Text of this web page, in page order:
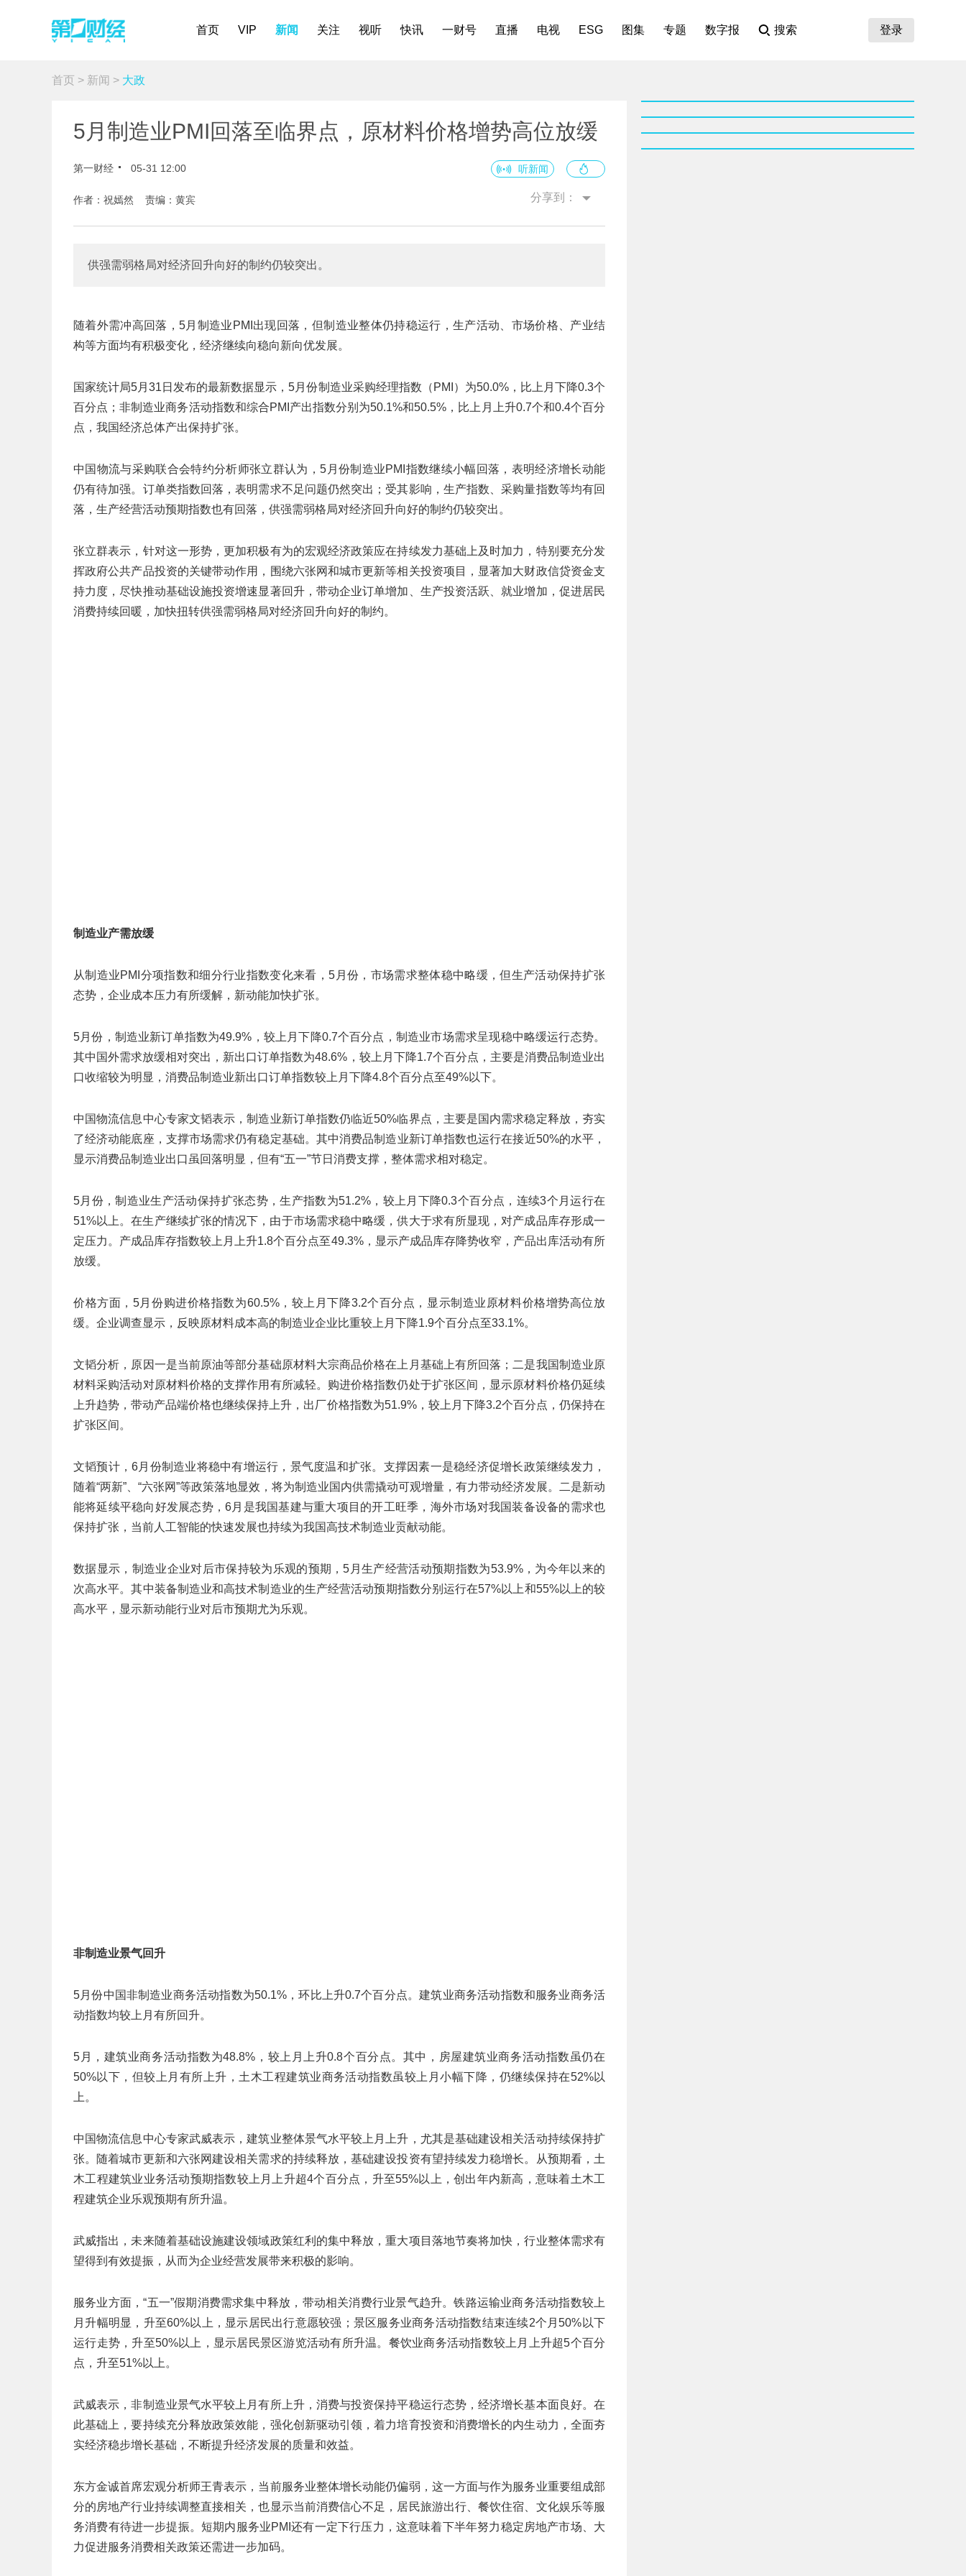
首页 VIP 新闻 关注 视听 快讯 一财号 直播 电视 ESG 图集 专题 数字报 搜索 登录
首页 > 新闻 > 大政
5月制造业PMI回落至临界点，原材料价格增势高位放缓
第一财经 05-31 12:00 听新闻
作者：祝嫣然 责编：黄宾 分享到：
供强需弱格局对经济回升向好的制约仍较突出。
随着外需冲高回落，5月制造业PMI出现回落，但制造业整体仍持稳运行，生产活动、市场价格、产业结
构等方面均有积极变化，经济继续向稳向新向优发展。
国家统计局5月31日发布的最新数据显示，5月份制造业采购经理指数（PMI）为50.0%，比上月下降0.3个
百分点；非制造业商务活动指数和综合PMI产出指数分别为50.1%和50.5%，比上月上升0.7个和0.4个百分
点，我国经济总体产出保持扩张。
中国物流与采购联合会特约分析师张立群认为，5月份制造业PMI指数继续小幅回落，表明经济增长动能
仍有待加强。订单类指数回落，表明需求不足问题仍然突出；受其影响，生产指数、采购量指数等均有回
落，生产经营活动预期指数也有回落，供强需弱格局对经济回升向好的制约仍较突出。
张立群表示，针对这一形势，更加积极有为的宏观经济政策应在持续发力基础上及时加力，特别要充分发
挥政府公共产品投资的关键带动作用，围绕六张网和城市更新等相关投资项目，显著加大财政信贷资金支
持力度，尽快推动基础设施投资增速显著回升，带动企业订单增加、生产投资活跃、就业增加，促进居民
消费持续回暖，加快扭转供强需弱格局对经济回升向好的制约。
制造业产需放缓
从制造业PMI分项指数和细分行业指数变化来看，5月份，市场需求整体稳中略缓，但生产活动保持扩张
态势，企业成本压力有所缓解，新动能加快扩张。
5月份，制造业新订单指数为49.9%，较上月下降0.7个百分点，制造业市场需求呈现稳中略缓运行态势。
其中国外需求放缓相对突出，新出口订单指数为48.6%，较上月下降1.7个百分点，主要是消费品制造业出
口收缩较为明显，消费品制造业新出口订单指数较上月下降4.8个百分点至49%以下。
中国物流信息中心专家文韬表示，制造业新订单指数仍临近50%临界点，主要是国内需求稳定释放，夯实
了经济动能底座，支撑市场需求仍有稳定基础。其中消费品制造业新订单指数也运行在接近50%的水平，
显示消费品制造业出口虽回落明显，但有“五一”节日消费支撑，整体需求相对稳定。
5月份，制造业生产活动保持扩张态势，生产指数为51.2%，较上月下降0.3个百分点，连续3个月运行在
51%以上。在生产继续扩张的情况下，由于市场需求稳中略缓，供大于求有所显现，对产成品库存形成一
定压力。产成品库存指数较上月上升1.8个百分点至49.3%，显示产成品库存降势收窄，产品出库活动有所
放缓。
价格方面，5月份购进价格指数为60.5%，较上月下降3.2个百分点，显示制造业原材料价格增势高位放
缓。企业调查显示，反映原材料成本高的制造业企业比重较上月下降1.9个百分点至33.1%。
文韬分析，原因一是当前原油等部分基础原材料大宗商品价格在上月基础上有所回落；二是我国制造业原
材料采购活动对原材料价格的支撑作用有所减轻。购进价格指数仍处于扩张区间，显示原材料价格仍延续
上升趋势，带动产品端价格也继续保持上升，出厂价格指数为51.9%，较上月下降3.2个百分点，仍保持在
扩张区间。
文韬预计，6月份制造业将稳中有增运行，景气度温和扩张。支撑因素一是稳经济促增长政策继续发力，
随着“两新”、“六张网”等政策落地显效，将为制造业国内供需撬动可观增量，有力带动经济发展。二是新动
能将延续平稳向好发展态势，6月是我国基建与重大项目的开工旺季，海外市场对我国装备设备的需求也
保持扩张，当前人工智能的快速发展也持续为我国高技术制造业贡献动能。
数据显示，制造业企业对后市保持较为乐观的预期，5月生产经营活动预期指数为53.9%，为今年以来的
次高水平。其中装备制造业和高技术制造业的生产经营活动预期指数分别运行在57%以上和55%以上的较
高水平，显示新动能行业对后市预期尤为乐观。
非制造业景气回升
5月份中国非制造业商务活动指数为50.1%，环比上升0.7个百分点。建筑业商务活动指数和服务业商务活
动指数均较上月有所回升。
5月，建筑业商务活动指数为48.8%，较上月上升0.8个百分点。其中，房屋建筑业商务活动指数虽仍在
50%以下，但较上月有所上升，土木工程建筑业商务活动指数虽较上月小幅下降，仍继续保持在52%以
上。
中国物流信息中心专家武威表示，建筑业整体景气水平较上月上升，尤其是基础建设相关活动持续保持扩
张。随着城市更新和六张网建设相关需求的持续释放，基础建设投资有望持续发力稳增长。从预期看，土
木工程建筑业业务活动预期指数较上月上升超4个百分点，升至55%以上，创出年内新高，意味着土木工
程建筑企业乐观预期有所升温。
武威指出，未来随着基础设施建设领域政策红利的集中释放，重大项目落地节奏将加快，行业整体需求有
望得到有效提振，从而为企业经营发展带来积极的影响。
服务业方面，“五一”假期消费需求集中释放，带动相关消费行业景气趋升。铁路运输业商务活动指数较上
月升幅明显，升至60%以上，显示居民出行意愿较强；景区服务业商务活动指数结束连续2个月50%以下
运行走势，升至50%以上，显示居民景区游览活动有所升温。餐饮业商务活动指数较上月上升超5个百分
点，升至51%以上。
武威表示，非制造业景气水平较上月有所上升，消费与投资保持平稳运行态势，经济增长基本面良好。在
此基础上，要持续充分释放政策效能，强化创新驱动引领，着力培育投资和消费增长的内生动力，全面夯
实经济稳步增长基础，不断提升经济发展的质量和效益。
东方金诚首席宏观分析师王青表示，当前服务业整体增长动能仍偏弱，这一方面与作为服务业重要组成部
分的房地产行业持续调整直接相关，也显示当前消费信心不足，居民旅游出行、餐饮住宿、文化娱乐等服
务消费有待进一步提振。短期内服务业PMI还有一定下行压力，这意味着下半年努力稳定房地产市场、大
力促进服务消费相关政策还需进一步加码。